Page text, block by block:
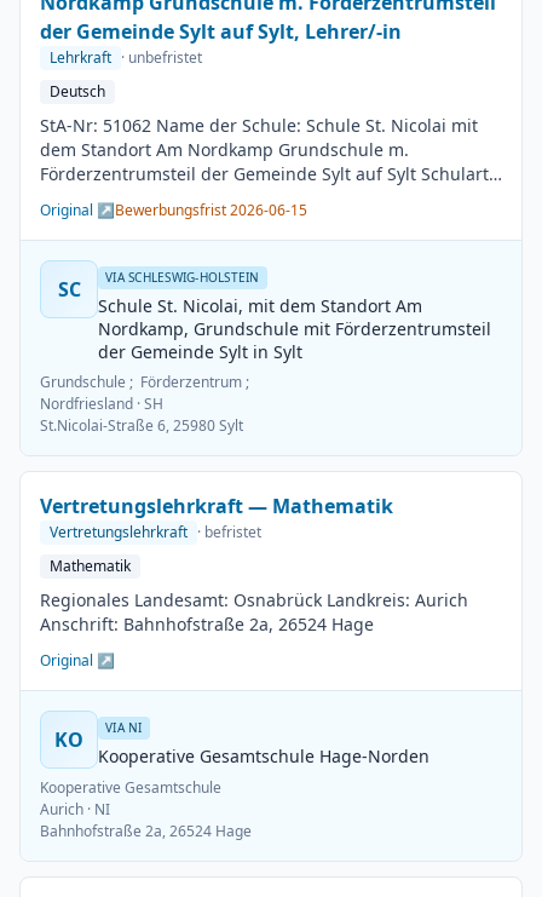
der Gemeinde Sylt auf Sylt, Lehrer/-in
Lehrkraft · unbefristet
Deutsch
StA-Nr: 51062 Name der Schule: Schule St. Nicolai mit
dem Standort Am Nordkamp Grundschule m.
Förderzentrumsteil der Gemeinde Sylt auf Sylt Schulart:
Grundschule Kreis / Kreisfreie Stadt: Nordfriesland
BesGr / EntGr: Besoldungsgruppe A13 1. Fach: Deutsch
2. Fach: beliebig Beschäftigungsdauer: Unbefristet
Arbeitsumfang: Teilzeit möglich Besetzungstermin:
01.08.2026 Bewerbungsschluss: 15.06.2026
Veröffentlichung: 01.06.2026
Original ↗Bewerbungsfrist 2026-06-15
SC VIA SCHLESWIG-HOLSTEIN
Schule St. Nicolai, mit dem Standort Am
Nordkamp, Grundschule mit Förderzentrumsteil
der Gemeinde Sylt in Sylt
Grundschule ; Förderzentrum ;
Nordfriesland · SH
St.Nicolai-Straße 6, 25980 Sylt
Vertretungslehrkraft — Mathematik
Vertretungslehrkraft · befristet
Mathematik
Regionales Landesamt: Osnabrück Landkreis: Aurich
Anschrift: Bahnhofstraße 2a, 26524 Hage
Original ↗
KO VIA NI
Kooperative Gesamtschule Hage-Norden
Kooperative Gesamtschule
Aurich · NI
Bahnhofstraße 2a, 26524 Hage